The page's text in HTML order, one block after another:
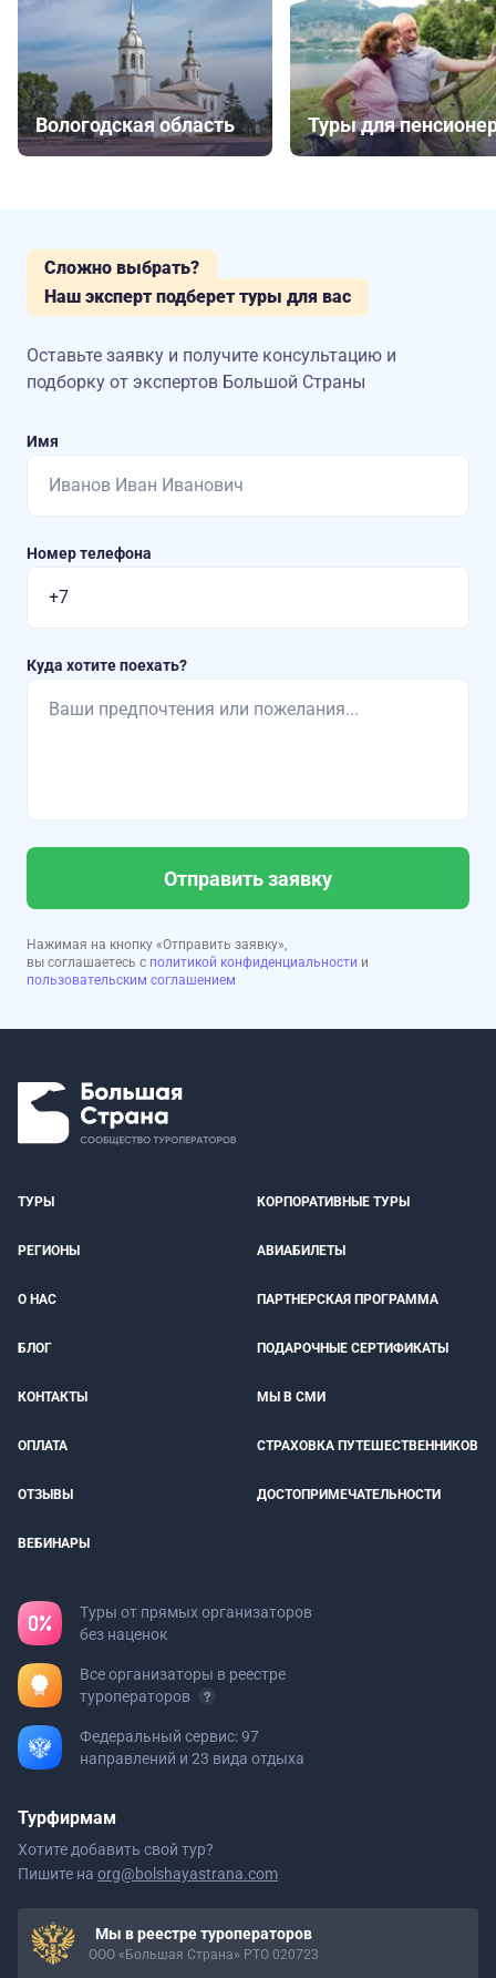
Вологодская область Туры для
Сложно выбрать?
Наш эксперт подберет туры для вас
Оставьте заявку и получите консультацию и
подборку от экспертов Большой Страны
Имя
Номер телефона
Куда хотите поехать?
Отправить заявку
Нажимая на кнопку «Отправить заявку»,
вы соглашаетесь с политикой конфиденциальности и
пользовательским соглашением
ТУРЫ КОРПОРАТИВНЫЕ ТУРЫ
РЕГИОНЫ АВИАБИЛЕТЫ
О НАС ПАРТНЕРСКАЯ ПРОГРАММА
БЛОГ ПОДАРОЧНЫЕ СЕРТИФИКАТЫ
КОНТАКТЫ МЫ В СМИ
ОПЛАТА СТРАХОВКА ПУТЕШЕСТВЕННИКОВ
ОТЗЫВЫ ДОСТОПРИМЕЧАТЕЛЬНОСТИ
ВЕБИНАРЫ
Туры от прямых организаторов
без наценок
Все организаторы в реестре
туроператоров
Федеральный сервис: 97
направлений и 23 вида отдыха
Турфирмам
Хотите добавить свой тур?
Пишите на org@bolshayastrana.com
Мы в реестре туроператоров
ООО «Большая Страна» РТО 020723